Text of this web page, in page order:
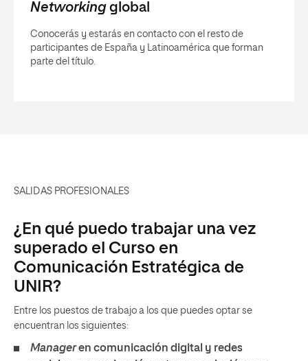
Networkingglobal
Conocerás y estarás en contacto con el resto de
participantes de España y Latinoamérica que forman
parte del título.
SALIDAS PROFESIONALES
¿En qué puedo trabajar una vez
superado el Curso en
Comunicación Estratégica de
UNIR?
Entre los puestos de trabajo a los que puedes optar se
encuentran los siguientes:
Manageren comunicación digital y redes